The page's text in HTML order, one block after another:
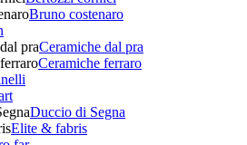
Bruno costenaro
Ceramiche dal pra
Ceramiche ferraro
Duccio di Segna
Elite & fabris